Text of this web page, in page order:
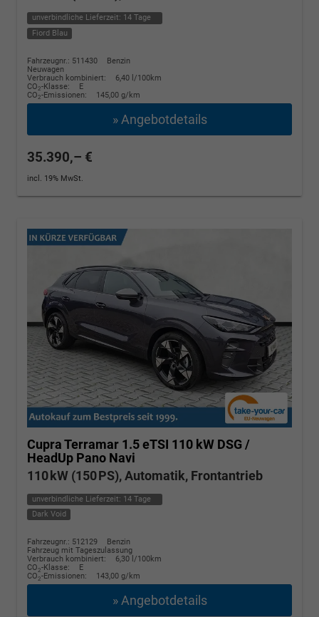
unverbindliche Lieferzeit: 14 Tage
Fiord Blau
Fahrzeugnr.: 511430
Benzin
Neuwagen
Verbrauch kombiniert:
6,40 l/100km
CO2-Klasse:
E
CO2-Emissionen: 145,00 g/km
» Angebotdetails
35.390,– €
incl. 19% MwSt.
Cupra Terramar 1.5 eTSI 110 kW DSG /
HeadUp Pano Navi
110 kW (150 PS), Automatik, Frontantrieb
unverbindliche Lieferzeit: 14 Tage
Dark Void
Fahrzeugnr.: 512129
Benzin
Fahrzeug mit Tageszulassung
Verbrauch kombiniert:
6,30 l/100km
CO2-Klasse:
E
CO2-Emissionen: 143,00 g/km
» Angebotdetails